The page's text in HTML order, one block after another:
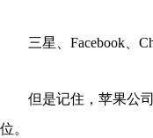
三星、Facebook、
但是记住，苹果公司
位。